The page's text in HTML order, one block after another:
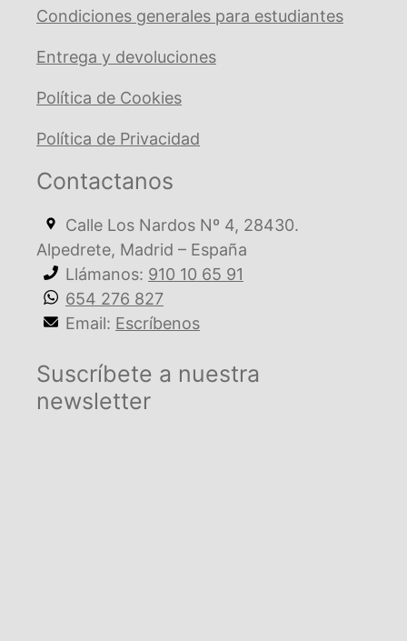
Condiciones generales para estudiantes
Entrega y devoluciones
Política de Cookies
Política de Privacidad
Contactanos
Calle Los Nardos Nº 4, 28430.
Alpedrete, Madrid – España
Llámanos: 910 10 65 91
654 276 827
Email: Escríbenos
Suscríbete a nuestra
newsletter